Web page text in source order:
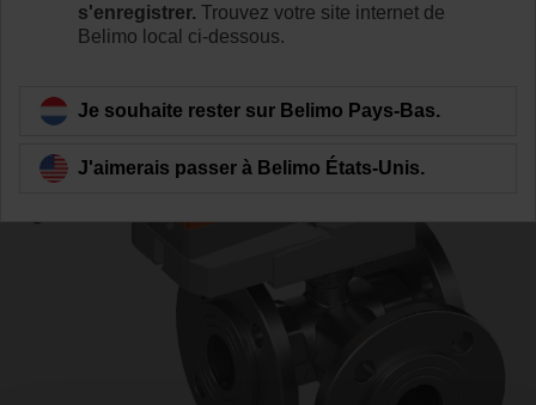
Retour a la catégorie de produits
s'enregistrer. Trouvez votre site internet de
Belimo local ci-dessous.
Je souhaite rester sur Belimo Pays-Bas.
J'aimerais passer à Belimo États-Unis.